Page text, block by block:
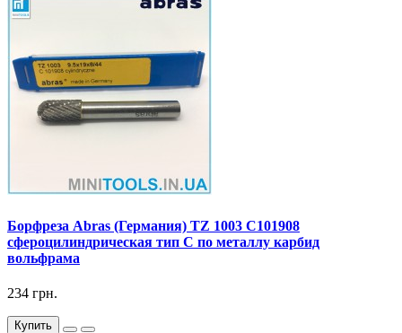
Борфреза Abras (Германия) TZ 1003 C101908
сфероцилиндрическая тип C по металлу карбид
вольфрама
234 грн.
Купить